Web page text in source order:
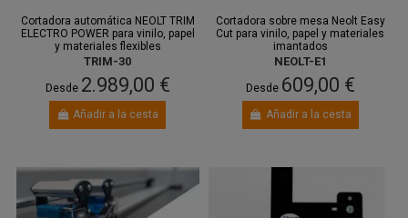
Cortadora automática NEOLT TRIM
ELECTRO POWER para vinilo, papel
y materiales flexibles
TRIM-30
Desde 2.989,00 €
Añadir a la cesta
Cortadora sobre mesa Neolt Easy
Cut para vinilo, papel y materiales
imantados
NEOLT-E1
Desde 609,00 €
Añadir a la cesta